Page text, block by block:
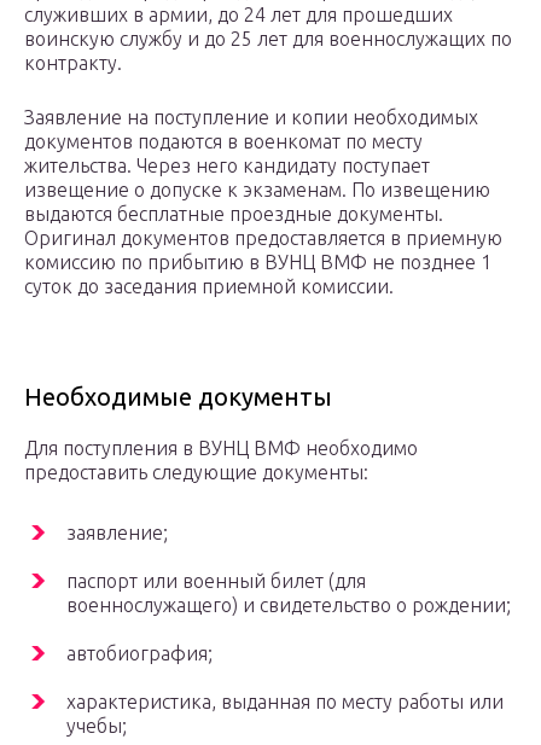
служивших в армии, до 24 лет для прошедших
воинскую службу и до 25 лет для военнослужащих по
контракту.
Заявление на поступление и копии необходимых
документов подаются в военкомат по месту
жительства. Через него кандидату поступает
извещение о допуске к экзаменам. По извещению
выдаются бесплатные проездные документы.
Оригинал документов предоставляется в приемную
комиссию по прибытию в ВУНЦ ВМФ не позднее 1
суток до заседания приемной комиссии.
Необходимые документы
Для поступления в ВУНЦ ВМФ необходимо
предоставить следующие документы:
заявление;
паспорт или военный билет (для
военнослужащего) и свидетельство о рождении;
автобиография;
характеристика, выданная по месту работы или
учебы;